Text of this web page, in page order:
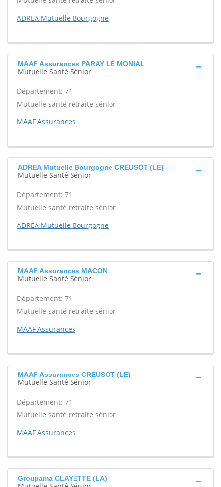
ADREA Mutuelle Bourgogne
MAAF Assurances PARAY LE MONIAL
Mutuelle Santé Sénior
Département: 71
Mutuelle santé retraite sénior
MAAF Assurances
ADREA Mutuelle Bourgogne CREUSOT (LE)
Mutuelle Santé Sénior
Département: 71
Mutuelle santé retraite sénior
ADREA Mutuelle Bourgogne
MAAF Assurances MACON
Mutuelle Santé Sénior
Département: 71
Mutuelle santé retraite sénior
MAAF Assurances
MAAF Assurances CREUSOT (LE)
Mutuelle Santé Sénior
Département: 71
Mutuelle santé retraite sénior
MAAF Assurances
Groupama CLAYETTE (LA)